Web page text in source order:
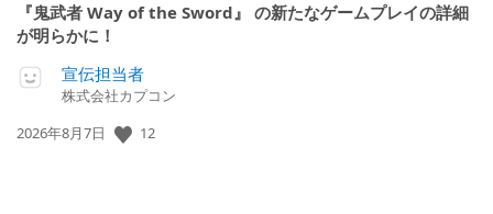
『鬼武者 Way of the Sword』 の新たなゲームプレイの詳細
が明らかに！
宣伝担当者
株式会社カプコン
公
2026年8月7日 12